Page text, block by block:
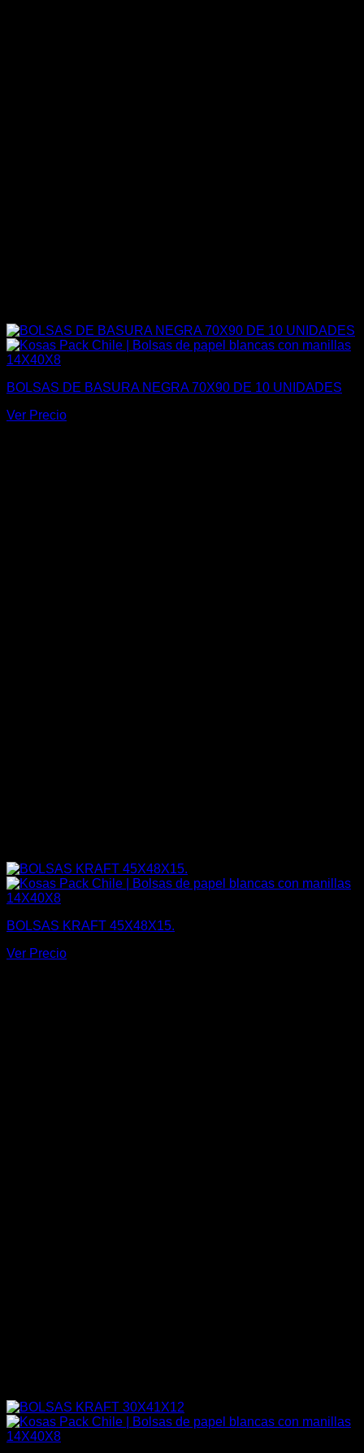
BOLSAS DE BASURA NEGRA 70X90 DE 10 UNIDADES
Ver Precio
BOLSAS KRAFT 45X48X15.
Ver Precio